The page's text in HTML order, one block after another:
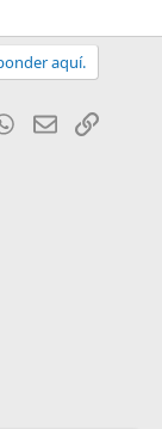
aquí.
WhatsApp
EmailEnlace